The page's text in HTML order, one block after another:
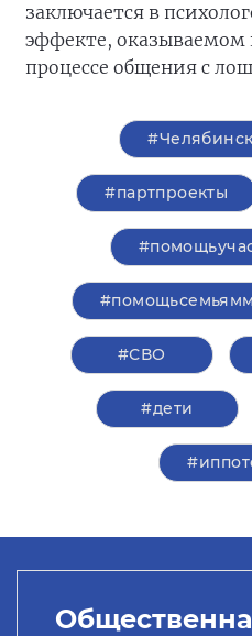
заключается в
эффекте, оказываемом
процессе общения с
#партпроекты
#СВО
#дети